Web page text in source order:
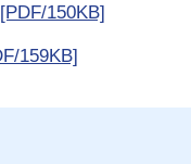
150KB]
159KB]